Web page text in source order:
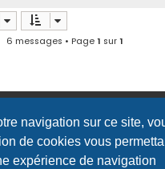
navigation sur ce site,
de cookies vous
expérience de navigation
6 messages • Page1 sur1
Forum Software © phpBB Limited ♦ ©
Arma3 ♦ Confidentialité♦
Ian Bradley♦ Adapté par